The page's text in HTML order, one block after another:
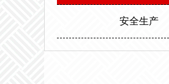
安全生产